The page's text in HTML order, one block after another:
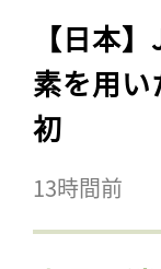
【日本
素を用
初
13時間前